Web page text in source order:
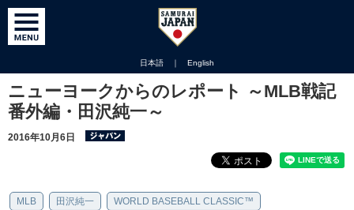
日本語 ｜ English
ニューヨークからのレポート ～MLB戦記
番外編・田沢純一～
2016年10月6日
MLB 田沢純一 WORLD BASEBALL CLASSIC™